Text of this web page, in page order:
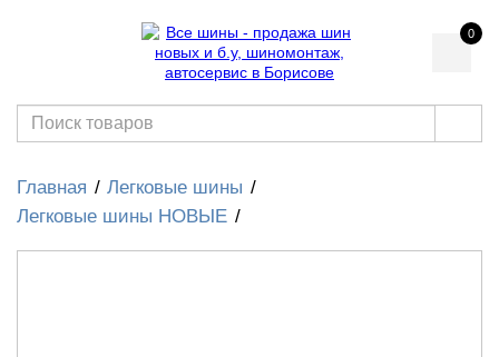
0
Главная
Легковые шины
Легковые шины НОВЫЕ